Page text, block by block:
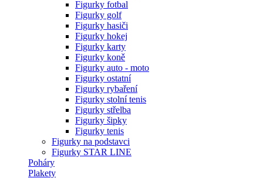
Figurky fotbal
Figurky golf
Figurky hasiči
Figurky hokej
Figurky karty
Figurky koně
Figurky auto - moto
Figurky ostatní
Figurky rybaření
Figurky stolní tenis
Figurky střelba
Figurky šipky
Figurky tenis
Figurky na podstavci
Figurky STAR LINE
Poháry
Plakety